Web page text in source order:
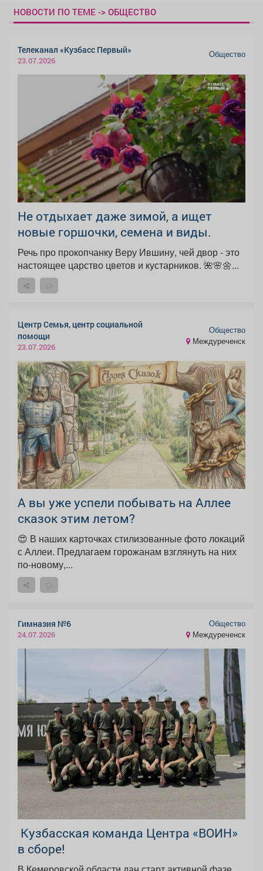
НОВОСТИ ПО ТЕМЕ -> ОБЩЕСТВО
Телеканал «Кузбасс Первый»
23.07.2026
Общество
Не отдыхает даже зимой, а ищет
новые горшочки, семена и виды.
Речь про прокопчанку Веру Ившину, чей двор - это
настоящее царство цветов и кустарников. 🌺🌸🌼...
Центр Семья, центр социальной
помощи
23.07.2026
Общество
Междуреченск
А вы уже успели побывать на Аллее
сказок этим летом?
😍 В наших карточках стилизованные фото локаций
с Аллеи. Предлагаем горожанам взглянуть на них
по-новому,...
Гимназия №6
24.07.2026
Общество
Междуреченск
️ Кузбасская команда Центра «ВОИН»
в сборе!